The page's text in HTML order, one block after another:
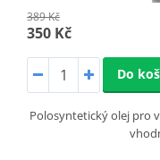
389 Kč
350 Kč
Do
Polosyntetický olej pro